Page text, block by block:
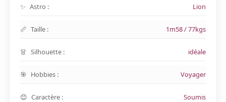
Astro : Lion
Taille : 1m58 / 77kgs
Silhouette : idéale
Hobbies : Voyager
Caractère : Soumis